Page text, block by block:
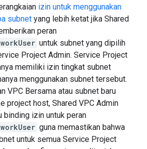
izin untuk menggunakan
subnet yang lebih ketat jika Shared
peran
untuk subnet yang dipilih
Project Admin. Service Project
memiliki izin tingkat subnet
menggunakan subnet tersebut.
VPC Bersama atau subnet baru
project host, Shared VPC Admin
binding izin untuk peran
guna memastikan bahwa
untuk semua Service Project